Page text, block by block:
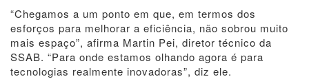
“Chegamos a um ponto em que, em termos dos
esforços para melhorar a eficiência, não sobrou muito
mais espaço”, afirma Martin Pei, diretor técnico da
SSAB. “Para onde estamos olhando agora é para
tecnologias realmente inovadoras”, diz ele.